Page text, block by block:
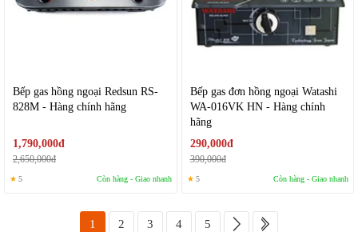
Bếp gas hồng ngoại Redsun RS-
828M - Hàng chính hãng
1,790,000đ
2,650,000đ
★ 5 Còn hàng - Giao nhanh
Bếp gas đơn hồng ngoại Watashi
WA-016VK HN - Hàng chính
hãng
290,000đ
390,000đ
★ 5 Còn hàng - Giao nhanh
1 2 3 4 5